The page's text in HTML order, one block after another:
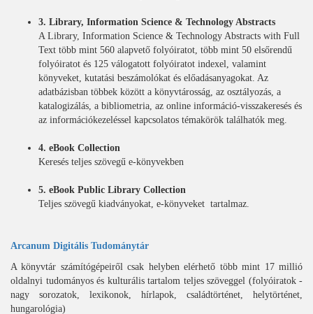
3. Library, Information Science & Technology Abstracts
A Library, Information Science & Technology Abstracts with Full
Text több mint 560 alapvető folyóiratot, több mint 50 elsőrendű
folyóiratot és 125 válogatott folyóiratot indexel, valamint
könyveket, kutatási beszámolókat és előadásanyagokat. Az
adatbázisban többek között a könyvtárosság, az osztályozás, a
katalogizálás, a bibliometria, az online információ-visszakeresés és
az információkezeléssel kapcsolatos témakörök találhatók meg.
4. eBook Collection
Keresés teljes szövegű e-könyvekben
5. eBook Public Library Collection
Teljes szövegű kiadványokat, e-könyveket tartalmaz.
Arcanum Digitális Tudománytár
A könyvtár számítógépeiről csak helyben elérhető több mint 17 millió
oldalnyi tudományos és kulturális tartalom teljes szöveggel (folyóiratok -
nagy sorozatok, lexikonok, hírlapok, családtörténet, helytörténet,
hungarológia)